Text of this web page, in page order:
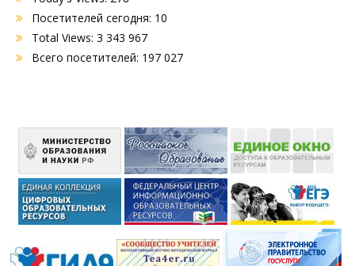
Посетителей сегодня: 10
Total Views: 3 343 967
Всего посетителей: 197 027